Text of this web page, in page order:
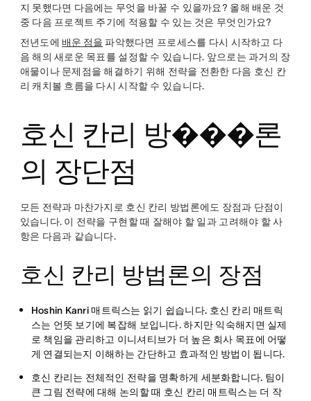
지 못했다면 다음에는 무엇을 바꿀 수 있을까요? 올해 배운 것
중 다음 프로젝트 주기에 적용할 수 있는 것은 무엇인가요?
전년도에배운 점을 파악했다면 프로세스를 다시 시작하고 다
음 해의 새로운 목표를 설정할 수 있습니다. 앞으로는 과거의 장
애물이나 문제점을 해결하기 위해 전략을 전환한 다음 호신 칸
리 캐치볼 흐름을 다시 시작할 수 있습니다.
호신 칸리 방���론
의 장단점
모든 전략과 마찬가지로 호신 칸리 방법론에도 장점과 단점이
있습니다. 이 전략을 구현할 때 잘해야 할 일과 고려해야 할 사
항은 다음과 같습니다.
호신 칸리 방법론의 장점
Hoshin Kanri 매트릭스는 읽기 쉽습니다. 호신 칸리 매트릭
스는 언뜻 보기에 복잡해 보입니다. 하지만 익숙해지면 실제
로 책임을 관리하고 이니셔티브가 더 높은 회사 목표에 어떻
게 연결되는지 이해하는 간단하고 효과적인 방법이 됩니다.
호신 칸리는 전체적인 전략을 명확하게 세분화합니다. 팀이
큰 그림 전략에 대해 논의할 때 호신 칸리 매트릭스는 더 작